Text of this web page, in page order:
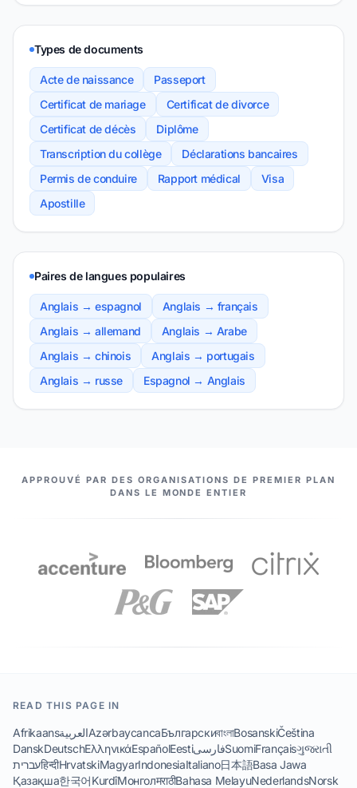
Types de documents
Acte de naissance
Passeport
Certificat de mariage
Certificat de divorce
Certificat de décès
Diplôme
Transcription du collège
Déclarations bancaires
Permis de conduire
Rapport médical
Visa
Apostille
Paires de langues populaires
Anglais → espagnol
Anglais → français
Anglais → allemand
Anglais → Arabe
Anglais → chinois
Anglais → portugais
Anglais → russe
Espagnol → Anglais
NOS PARTENAIRES
APPROUVÉ PAR DES ORGANISATIONS DE PREMIER PLAN
DANS LE MONDE ENTIER
READ THIS PAGE IN
AfrikaansالعربيةAzərbaycancaБългарскиবাংলাBosanskiČeština
DanskDeutschΕλληνικάEspañolEestiفارسیSuomiFrançaisગુજરાતી
עבריתहिन्दीHrvatskiMagyarIndonesiaItaliano日本語Basa Jawa
Қазақша한국어KurdîМонголमराठीBahasa MelayuNederlandsNorsk